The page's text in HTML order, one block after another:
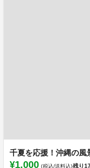
千夏を応援！沖縄の風
¥1,000 (税込/送料込)残り